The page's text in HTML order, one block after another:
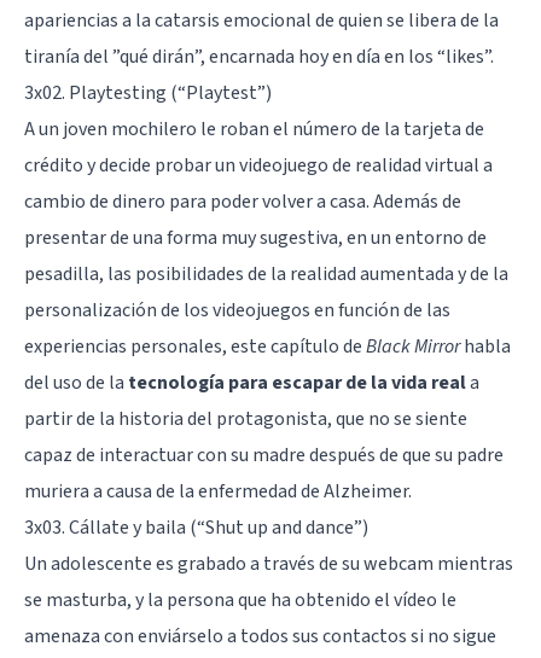
apariencias a lacatarsis emocionalde quien se libera de la
tiranía del ”qué dirán”, encarnada hoy en día en los “likes”.
3x02. Playtesting (“Playtest”)
A un joven mochilero le roban el número de la tarjeta de
crédito y decide probar unvideojuegode realidad virtual a
cambio de dinero para poder volver a casa. Además de
presentar de una forma muy sugestiva, en un entorno de
pesadilla, las posibilidades de la realidad aumentada y de la
personalización de los videojuegos en función de las
experiencias personales, este capítulo deBlack Mirrorhabla
del uso de la tecnología para escapar de la vida reala
partir de la historia del protagonista, que no se siente
capaz de interactuar con su madre después de que su padre
muriera a causa de laenfermedad de Alzheimer.
3x03. Cállate y baila (“Shut up and dance”)
Un adolescente es grabado a través de su webcam mientras
se masturba, y la persona que ha obtenido el vídeo le
amenaza con enviárselo a todos sus contactos si no sigue